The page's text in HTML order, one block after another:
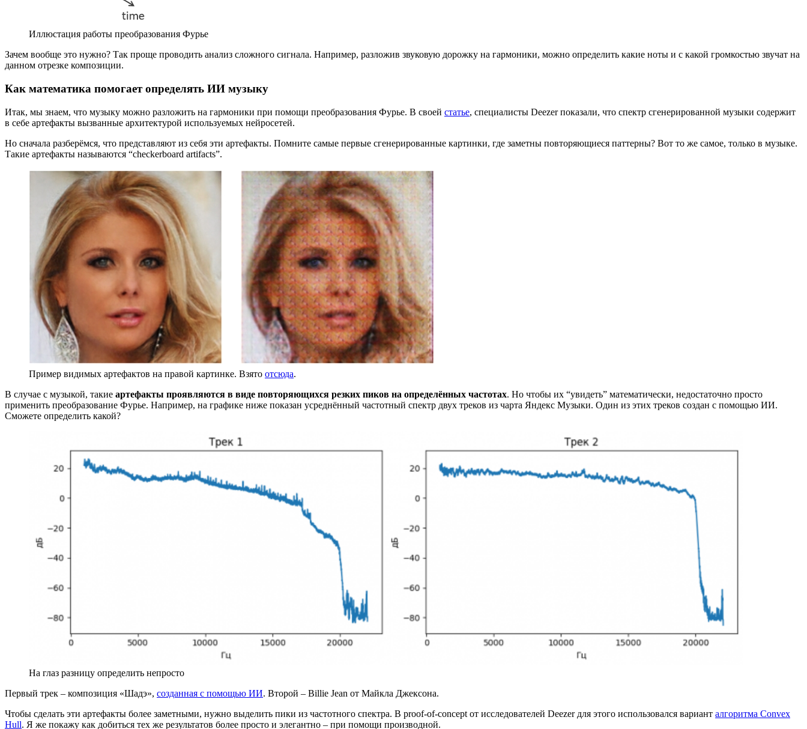
Иллюстация работы преобразования Фурье
Зачем вообще это нужно? Так проще проводить анализ сложного сигнала. Например, разложив звуковую дорожку на гармоники, можно определить какие ноты и с какой громкостью звучат на
данном отрезке композиции.
Как математика помогает определять ИИ музыку
Итак, мы знаем, что музыку можно разложить на гармоники при помощи преобразования Фурье. В своей статье, специалисты Deezer показали, что спектр сгенерированной музыки содержит
в себе артефакты вызванные архитектурой используемых нейросетей.
Но сначала разберёмся, что представляют из себя эти артефакты. Помните самые первые сгенерированные картинки, где заметны повторяющиеся паттерны? Вот то же самое, только в музыке.
Такие артефакты называются “checkerboard artifacts”.
Пример видимых артефактов на правой картинке. Взято отсюда.
В случае с музыкой, такие артефакты проявляются в виде повторяющихся резких пиков на определённых частотах. Но чтобы их “увидеть” математически, недостаточно просто
применить преобразование Фурье. Например, на графике ниже показан усреднённый частотный спектр двух треков из чарта Яндекс Музыки. Один из этих треков создан с помощью ИИ.
Сможете определить какой?
На глаз разницу определить непросто
Первый трек – композиция «Шадэ», созданная с помощью ИИ. Второй – Billie Jean от Майкла Джексона.
Чтобы сделать эти артефакты более заметными, нужно выделить пики из частотного спектра. В proof-of-concept от исследователей Deezer для этого использовался вариант алгоритма Convex
Hull. Я же покажу как добиться тех же результатов более просто и элегантно – при помощи производной.